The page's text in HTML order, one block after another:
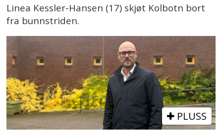
Linea Kessler-Hansen (17) skjøt Kolbotn bort
fra bunnstriden.
PLUSS